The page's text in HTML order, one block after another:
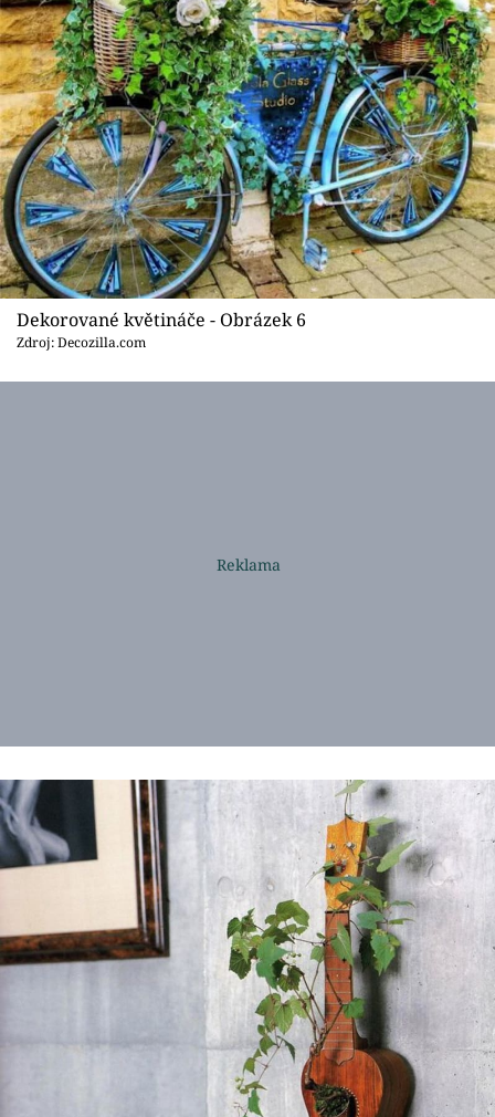
Dekorované květináče - Obrázek 6
Zdroj: Decozilla.com